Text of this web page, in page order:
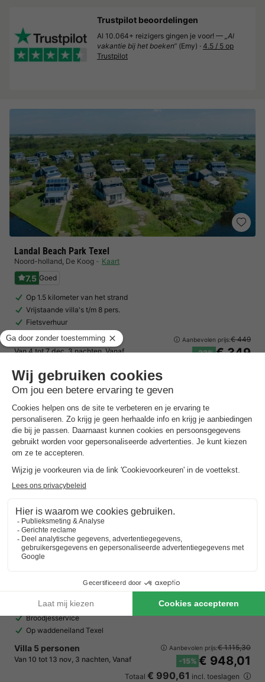
Landal Beach Park Texel
Noord-holland, De Koog Kaart
7.5 Goed
Op 1.5 kilometer van het strand
Vrijstaande villa's t/m 8 pers.
Fietsverhuur
Villa 4 personen
Van 4 tot 7 dec, 3 nachten, Vanaf
Aanbevolen prijs:€ 449
-22% € 349
Totaal
Bekijk alle accommodaties (3)
EuroParcs Texel
Nabij het strand
Broodjesservice
Op waddeneiland Texel
Villa 5 personen
Van 10 tot 13 nov, 3 nachten, Vanaf
Aanbevolen prijs:€ 1.115,30
-15% € 948,01
Totaal € 990,61 incl. toeslagen
Trustpilot beoordelingen
Al 10.064+ reizigers gingen je voor! — „Al
vakantie bij het boeken“ (Emy) · 4.5 / 5 op
Trustpilot